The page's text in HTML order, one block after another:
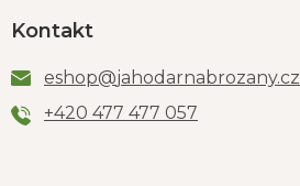
Kontakt
eshop@jahodarnabrozany.cz
+420 477 477 057